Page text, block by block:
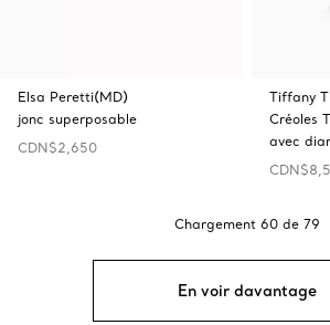
Elsa Peretti(MD)
jonc superposable
CDN$2,650
Tiffany T
Créoles
avec
Chargement 60 de 79
En voir davantage